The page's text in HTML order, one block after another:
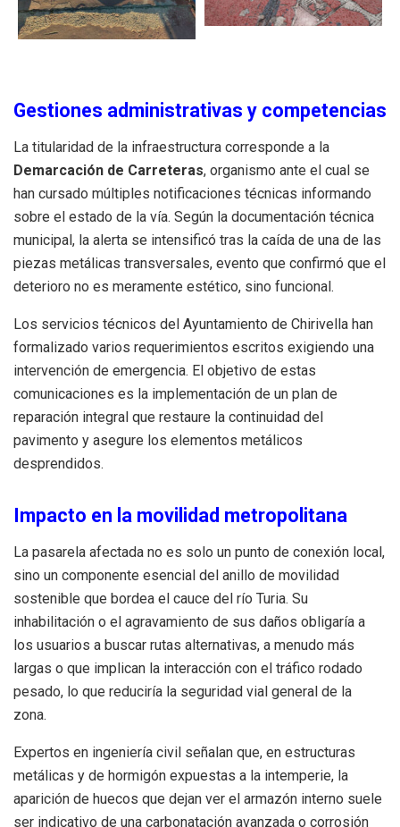
Gestiones administrativas y competencias
La titularidad de la infraestructura corresponde a la
Demarcación de Carreteras, organismo ante el cual se
han cursado múltiples notificaciones técnicas informando
sobre el estado de la vía. Según la documentación técnica
municipal, la alerta se intensificó tras la caída de una de las
piezas metálicas transversales, evento que confirmó que el
deterioro no es meramente estético, sino funcional.
Los servicios técnicos del Ayuntamiento de Chirivella han
formalizado varios requerimientos escritos exigiendo una
intervención de emergencia. El objetivo de estas
comunicaciones es la implementación de un plan de
reparación integral que restaure la continuidad del
pavimento y asegure los elementos metálicos
desprendidos.
Impacto en la movilidad metropolitana
La pasarela afectada no es solo un punto de conexión local,
sino un componente esencial del anillo de movilidad
sostenible que bordea el cauce del río Turia. Su
inhabilitación o el agravamiento de sus daños obligaría a
los usuarios a buscar rutas alternativas, a menudo más
largas o que implican la interacción con el tráfico rodado
pesado, lo que reduciría la seguridad vial general de la
zona.
Expertos en ingeniería civil señalan que, en estructuras
metálicas y de hormigón expuestas a la intemperie, la
aparición de huecos que dejan ver el armazón interno suele
ser indicativo de una carbonatación avanzada o corrosión